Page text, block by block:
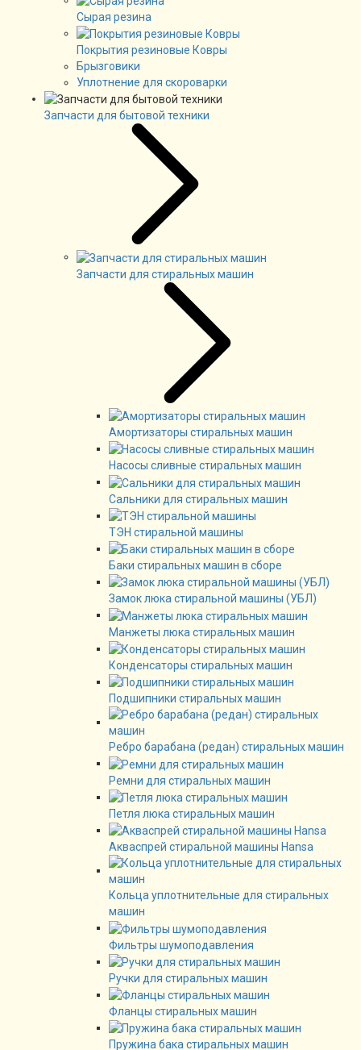
Сырая резина
Покрытия резиновые Ковры
Брызговики
Уплотнение для скороварки
Запчасти для бытовой техники
Запчасти для стиральных машин
Амортизаторы стиральных машин
Насосы сливные стиральных машин
Сальники для стиральных машин
ТЭН стиральной машины
Баки стиральных машин в сборе
Замок люка стиральной машины (УБЛ)
Манжеты люка стиральных машин
Конденсаторы стиральных машин
Подшипники стиральных машин
Ребро барабана (редан) стиральных машин
Ремни для стиральных машин
Петля люка стиральных машин
Акваспрей стиральной машины Hansa
Кольца уплотнительные для стиральных
машин
Фильтры шумоподавления
Ручки для стиральных машин
Фланцы стиральных машин
Пружина бака стиральных машин